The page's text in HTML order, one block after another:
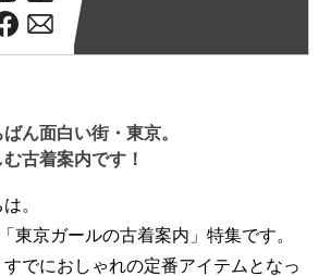
ん面白い街・東京。
古着案内です！
。
東京ガールの古着案内」特集です。
でにおしゃれの定番アイテムとなっ